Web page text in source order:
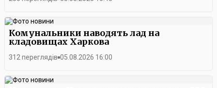
Комунальники наводять лад на
кладовищах Харкова
312 переглядів 05.08.2026 16:00